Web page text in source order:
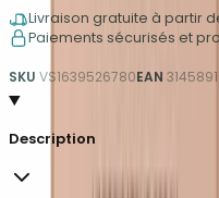
Livraison gratuite à partir
Paiements sécurisés et
SKU VS1639526780EAN
Description